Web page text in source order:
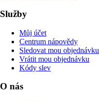
Služby
Můj účet
Centrum nápovědy
Sledovat mou objednávku
Vrátit mou objednávku
Kódy slev
O nás